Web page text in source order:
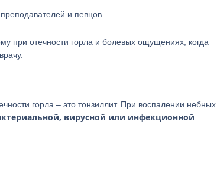
и певцов.
при отечности горла и болевых ощущениях, когда
горла – это тонзиллит. При воспалении небных
вирусной или инфекционной